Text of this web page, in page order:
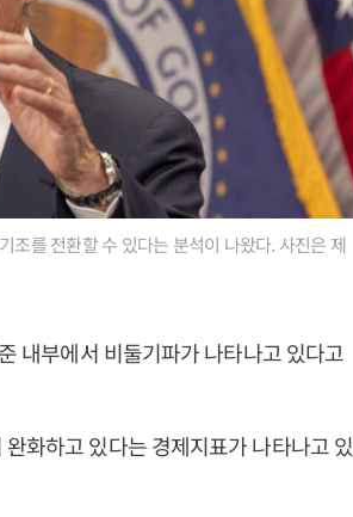
를 전환할 수 있다는 분석이 나왔다. 사진은 제
내부에서 비둘기파가 나타나고 있다고
화하고 있다는 경제지표가 나타나고 있